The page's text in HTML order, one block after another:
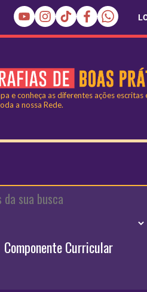
e conheça as diferentes ações
a nossa Rede.